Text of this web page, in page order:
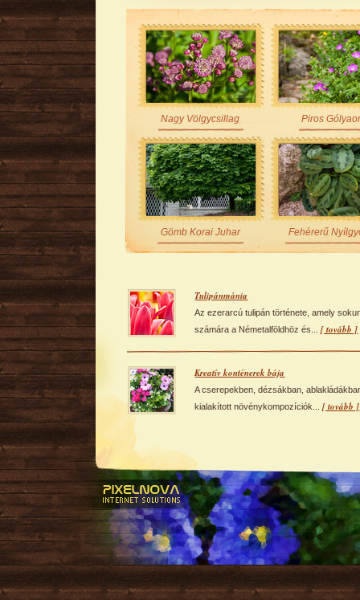
Nagy Völgycsillag Piros
Gömb Korai Juhar Fehérerű
Tulipánmánia
Az ezerarcú tulipán története, amely
számára a Németalföldhöz és...[ tovább ]
Kreatív konténerek bája
A cserepekben, dézsákban,
kialakított növénykompozíciók...[ tovább ]